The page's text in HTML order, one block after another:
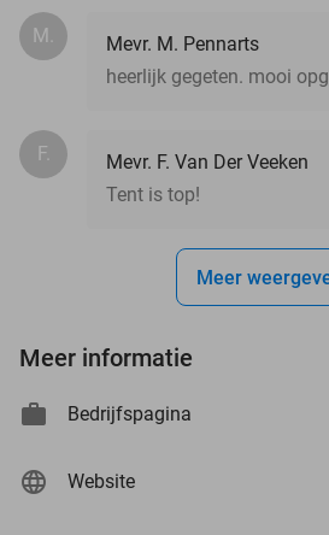
M.
Mevr. M. Pennarts
heerlijk gegeten. mooi
F.
Mevr. F. Van Der Veeken
Tent is top!
Meer
Meer informatie
Bedrijfspagina
Website